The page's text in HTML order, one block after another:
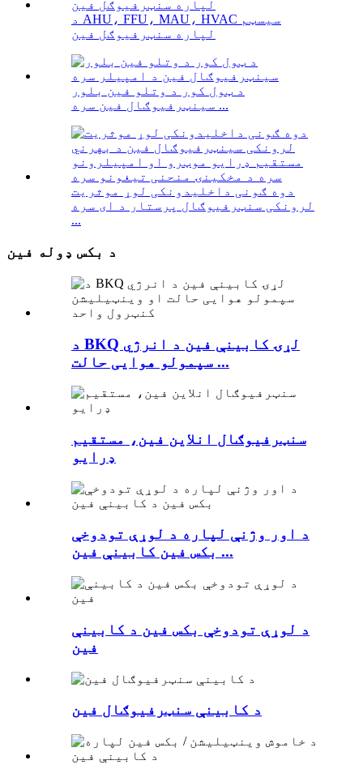
د AHU، FFU، MAU، HVAC سیسټم
لپاره سنټرفیوګل فین
د ټول کور د وتلو فین بلور
سینټرفیوګال فین سره ...
دوه ګونی داخلیدونکی لوړ موثریت
لرونکی سنټرفیوګال پرستار د ای سره
...
د بکس ډوله فین
د BKQ لړۍ کابینې فین د انرژي
سپمولو هوایی حالت ...
سنټرفیوګال انلاین فین، مستقیم
ډرایو
د اور وژنې لپاره د لوړې تودوخې
بکس فین کابینې فین ...
د لوړې تودوخې بکس فین د کابینې
فین
د کابینې سنټرفیوګال فین